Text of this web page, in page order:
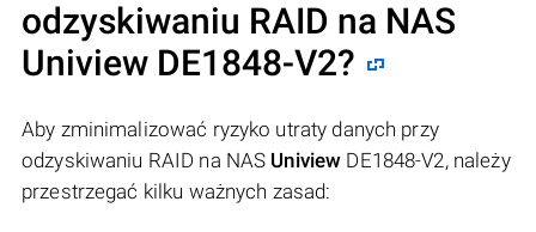
odzyskiwaniu RAID na NAS
Uniview DE1848-V2?
Aby zminimalizować ryzyko utraty danych przy
odzyskiwaniu RAID na NAS Uniview DE1848-V2, należy
przestrzegać kilku ważnych zasad: